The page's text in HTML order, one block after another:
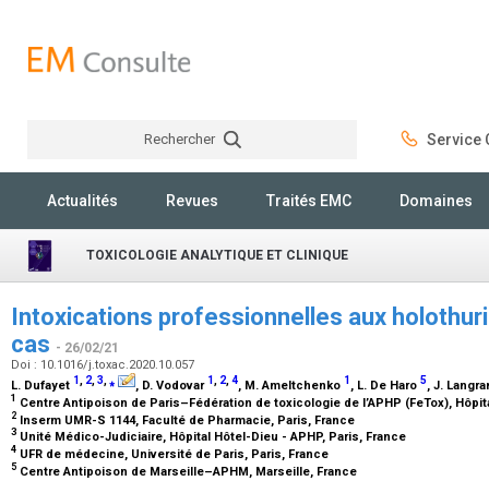
Rechercher Service
Actualités Revues Traités EMC Domaines
TOXICOLOGIE ANALYTIQUE ET CLINIQUE
Intoxications professionnelles aux
cas - 26/02/21
Doi : 10.1016/j.toxac.2020.10.057
L. Dufayet 1, 2,3,⁎ , D. Vodovar 1, 2,4, M. Ameltchenko 1 , L. De Haro 5, J.
1 Centre Antipoison de Paris–Fédération de toxicologie de l’APHP (FeTox),
2 Inserm UMR-S 1144, Faculté de Pharmacie, Paris, France
3 Unité Médico-Judiciaire, Hôpital Hôtel-Dieu - APHP, Paris, France
4 UFR de médecine, Université de Paris, Paris, France
5 Centre Antipoison de Marseille–APHM, Marseille, France